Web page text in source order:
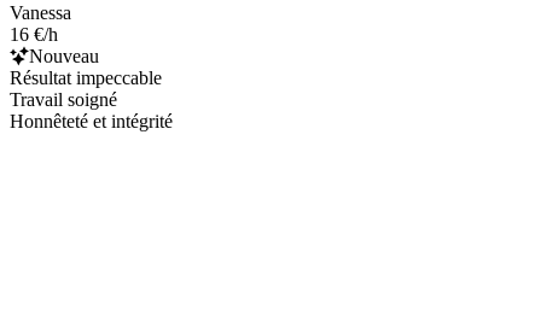
Vanessa
16 €/h
Nouveau
Résultat impeccable
Travail soigné
Honnêteté et intégrité